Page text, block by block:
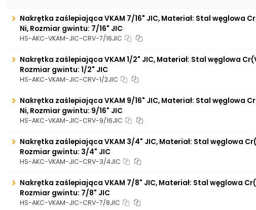
Nakrętka zaślepiająca VKAM 7/16" JIC, Materiał: Stal węglowa
Ni, Rozmiar gwintu: 7/16" JIC
HS-AKC-VKAM-JIC-CRV-7/16JIC
Nakrętka zaślepiająca VKAM 1/2" JIC, Materiał: Stal węglowa
Rozmiar gwintu: 1/2" JIC
HS-AKC-VKAM-JIC-CRV-1/2JIC
Nakrętka zaślepiająca VKAM 9/16" JIC, Materiał: Stal węglowa
Ni, Rozmiar gwintu: 9/16" JIC
HS-AKC-VKAM-JIC-CRV-9/16JIC
Nakrętka zaślepiająca VKAM 3/4" JIC, Materiał: Stal węglowa
Rozmiar gwintu: 3/4" JIC
HS-AKC-VKAM-JIC-CRV-3/4JIC
Nakrętka zaślepiająca VKAM 7/8" JIC, Materiał: Stal węglowa
Rozmiar gwintu: 7/8" JIC
HS-AKC-VKAM-JIC-CRV-7/8JIC